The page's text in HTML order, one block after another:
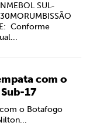
SUL-
Conforme
com o
17
o Botafogo